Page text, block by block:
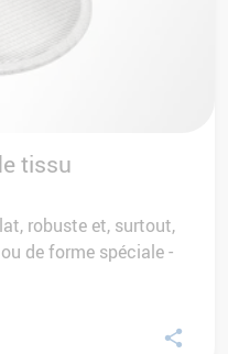
tissu
robuste et, surtout,
de forme spéciale -